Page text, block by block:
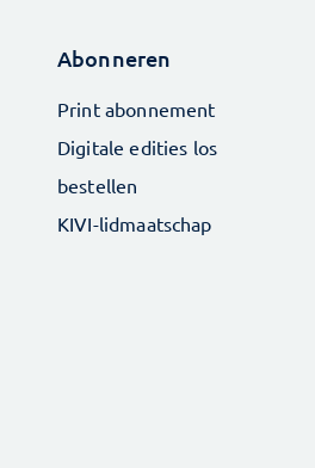
Abonneren
Print abonnement
Digitale edities los
bestellen
KIVI-lidmaatschap